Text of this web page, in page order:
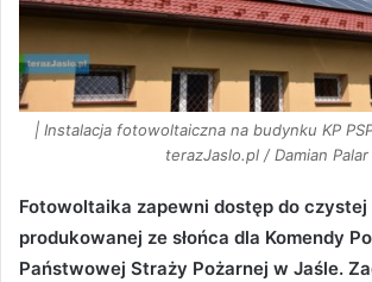
| Instalacja fotowoltaiczna na budynku KP
terazJaslo.pl / Damian Palar
Fotowoltaika zapewni dostęp do czystej
produkowanej ze słońca dla Komendy
Państwowej Straży Pożarnej w Jaśle.